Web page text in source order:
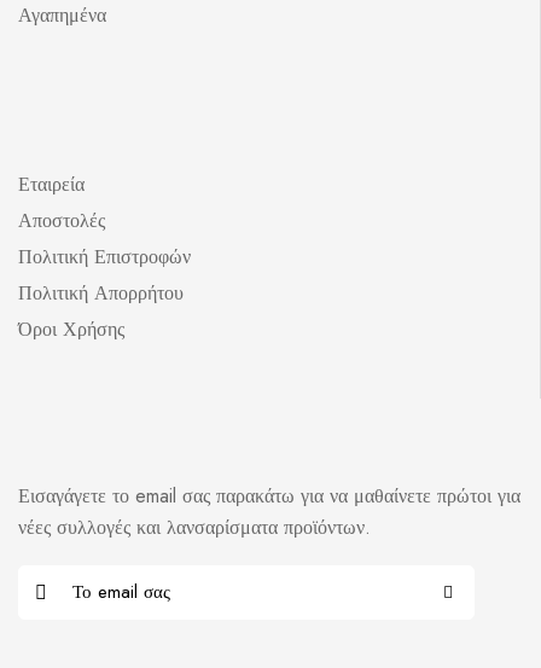
Αγαπημένα
Εταιρεία
Αποστολές
Πολιτική Επιστροφών
Πολιτική Απορρήτου
Όροι Χρήσης
Εισαγάγετε το email σας παρακάτω για να μαθαίνετε πρώτοι για
νέες συλλογές και λανσαρίσματα προϊόντων.